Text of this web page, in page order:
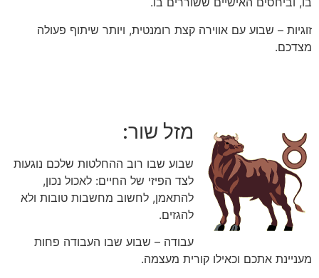
זוגיות – שבוע עם אווירה קצת רומנטית, ויותר שיתוף פעולה
מצדכם.
מזל שור:
שבוע שבו רוב ההחלטות שלכם נוגעות
לצד הפיזי של החיים: לאכול נכון,
להתאמן, לחשוב מחשבות טובות ולא
להגזים.
עבודה – שבוע שבו העבודה פחות
מעניינת אתכם וכאילו קורית מעצמה.